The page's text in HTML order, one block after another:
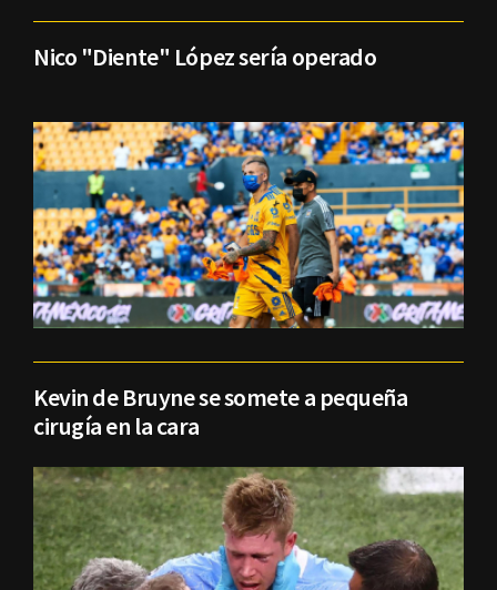
Nico "Diente" López sería operado
Kevin de Bruyne se somete a pequeña
cirugía en la cara